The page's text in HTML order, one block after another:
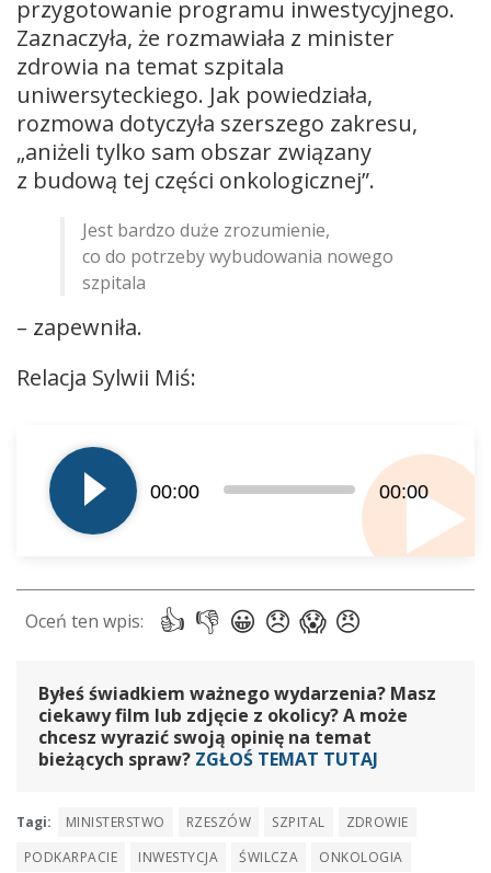
przygotowanie programu inwestycyjnego.
Zaznaczyła, że rozmawiała z minister
zdrowia na temat szpitala
uniwersyteckiego. Jak powiedziała,
rozmowa dotyczyła szerszego zakresu,
„aniżeli tylko sam obszar związany
z budową tej części onkologicznej”.
Jest bardzo duże zrozumienie,
co do potrzeby wybudowania nowego
szpitala
– zapewniła.
Relacja Sylwii Miś:
plików
dźwiękowych
00:00 00:00
Byłeś świadkiem ważnego wydarzenia? Masz
ciekawy film lub zdjęcie z okolicy? A może
chcesz wyrazić swoją opinię na temat
bieżących spraw? ZGŁOŚ TEMAT TUTAJ
Tagi: MINISTERSTWO RZESZÓW SZPITAL
ZDROWIE
PODKARPACIE
INWESTYCJA ŚWILCZA
ONKOLOGIA